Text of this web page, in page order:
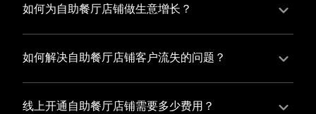
如何为自助餐厅店铺做生意增长？
为自助餐厅店铺实现持续生意增长，您可以通过有赞新
零售的一体化解决方案，整合线上线下资源，实现商品
餐厅店铺的运营效率，促进业务增长。
如何解决自助餐厅店铺客户流失的问题？
自助餐厅店铺精细化运营，有赞私域运营助您轻松解决
客户流失问题，通过有赞微商城、有赞小程序商城搭建
线上开通自助餐厅店铺需要多少费用？